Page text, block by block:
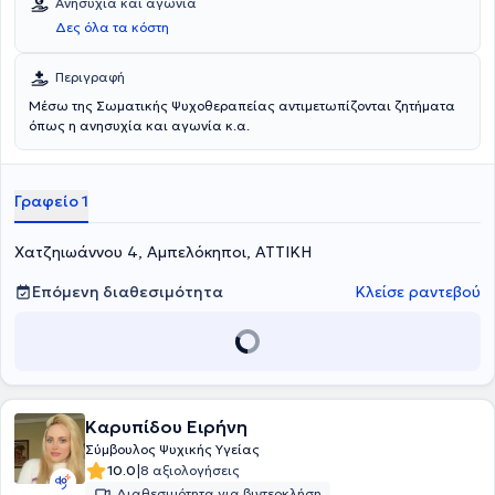
Δες όλα τα κόστη
Περιγραφή
Μέσω της Σωματικής Ψυχοθεραπείας αντιμετωπίζονται ζητήματα
όπως η ανησυχία και αγωνία κ.α.
Γραφείο 1
Χατζηιωάννου 4, Αμπελόκηποι, ΑΤΤΙΚΗ
Επόμενη διαθεσιμότητα
Κλείσε ραντεβού
Καρυπίδου Ειρήνη
Σύμβουλος Ψυχικής Υγείας
10.0|8 αξιολογήσεις